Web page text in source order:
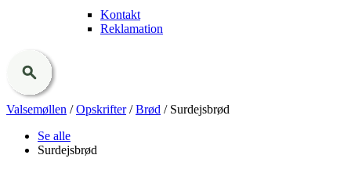
Kontakt
Reklamation
Valsemøllen /Opskrifter/Brød / Surdejsbrød
Se alle
Surdejsbrød